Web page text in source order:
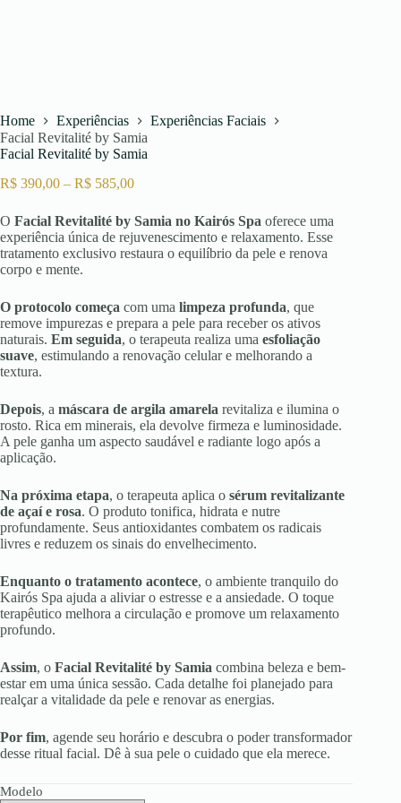
Home Experiências
Experiências Faciais
Facial Revitalité by Samia
Facial Revitalité by Samia
R$ 390,00 – R$ 585,00Faixa
preço:
R$ 390,00
através
R$ 585,00
O Facial Revitalité by Samia no Kairós Spa oferece uma
experiência única de rejuvenescimento e relaxamento. Esse
tratamento exclusivo restaura o equilíbrio da pele e renova
corpo e mente.
O protocolo começa com uma limpeza profunda, que
remove impurezas e prepara a pele para receber os ativos
naturais. Em seguida, o terapeuta realiza uma esfoliação
suave, estimulando a renovação celular e melhorando a
textura.
Depois, a máscara de argila amarela revitaliza e ilumina o
rosto. Rica em minerais, ela devolve firmeza e luminosidade.
A pele ganha um aspecto saudável e radiante logo após a
aplicação.
Na próxima etapa, o terapeuta aplica o sérum revitalizante
de açaí e rosa. O produto tonifica, hidrata e nutre
profundamente. Seus antioxidantes combatem os radicais
livres e reduzem os sinais do envelhecimento.
Enquanto o tratamento acontece, o ambiente tranquilo do
Kairós Spa ajuda a aliviar o estresse e a ansiedade. O toque
terapêutico melhora a circulação e promove um relaxamento
profundo.
Assim, o Facial Revitalité by Samia combina beleza e bem-
estar em uma única sessão. Cada detalhe foi planejado para
realçar a vitalidade da pele e renovar as energias.
Por fim, agende seu horário e descubra o poder transformador
desse ritual facial. Dê à sua pele o cuidado que ela merece.
Modelo